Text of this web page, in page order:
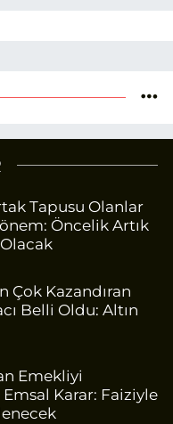
Tapusu Olanlar
Öncelik Artık
Çok Kazandıran
Belli Oldu: Altın
Emekliyi
Karar: Faiziyle